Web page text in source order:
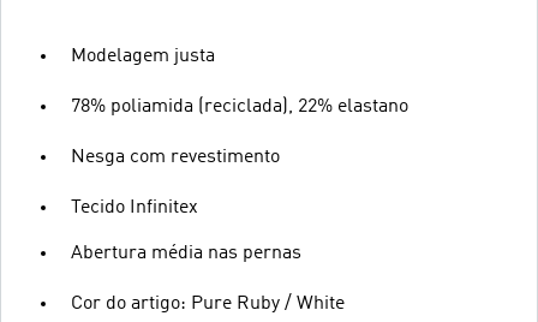
Modelagem justa
78% poliamida (reciclada), 22% elastano
Nesga com revestimento
Tecido Infinitex
Abertura média nas pernas
Cor do artigo: Pure Ruby / White